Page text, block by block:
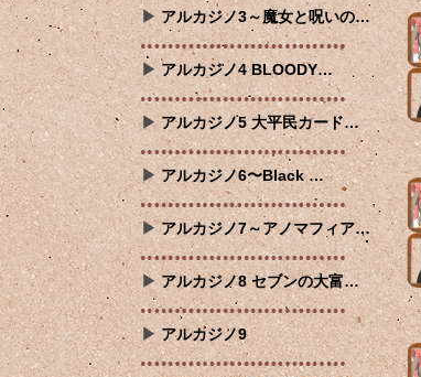
アルカジノ3～魔女と呪いの…
アルカジノ4 BLOODY…
アルカジノ5 大平民カード…
アルカジノ6〜Black …
アルカジノ7～アノマフィア…
アルカジノ8 セブンの大富…
アルカジノ9